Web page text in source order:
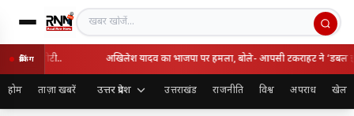
खबर खोजें
ब्रेकिंग
की सीटी.. अखिलेश यादव का भाजपा पर हमला, बोले- आपसी टकराहट ने ‘डबल
होम ताज़ा खबरें उत्तर प्रदेश उत्तराखंड राजनीति विश्व अपराध खेल